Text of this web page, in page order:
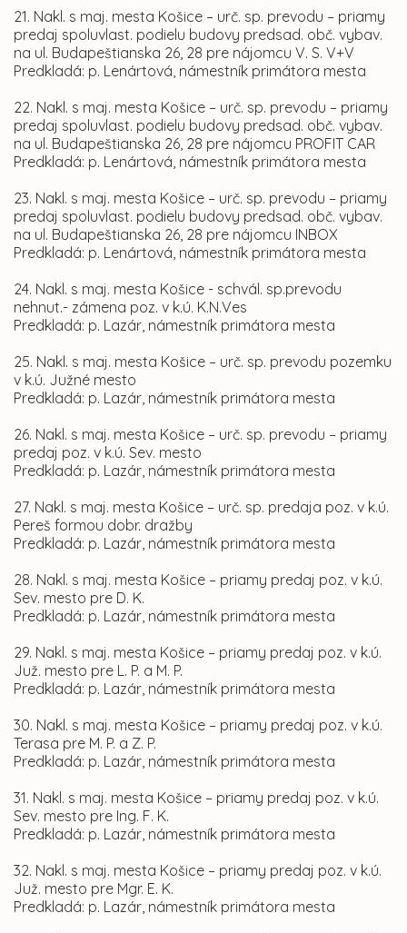
21. Nakl. s maj. mesta Košice – urč. sp. prevodu – priamy
predaj spoluvlast. podielu budovy predsad. obč. vybav.
na ul. Budapeštianska 26, 28 pre nájomcu V. S. V+V
Predkladá: p. Lenártová, námestník primátora mesta
22. Nakl. s maj. mesta Košice – urč. sp. prevodu – priamy
predaj spoluvlast. podielu budovy predsad. obč. vybav.
na ul. Budapeštianska 26, 28 pre nájomcu PROFIT CAR
Predkladá: p. Lenártová, námestník primátora mesta
23. Nakl. s maj. mesta Košice – urč. sp. prevodu – priamy
predaj spoluvlast. podielu budovy predsad. obč. vybav.
na ul. Budapeštianska 26, 28 pre nájomcu INBOX
Predkladá: p. Lenártová, námestník primátora mesta
24. Nakl. s maj. mesta Košice - schvál. sp.prevodu
nehnut.- zámena poz. v k.ú. K.N.Ves
Predkladá: p. Lazár, námestník primátora mesta
25. Nakl. s maj. mesta Košice – urč. sp. prevodu pozemku
v k.ú. Južné mesto
Predkladá: p. Lazár, námestník primátora mesta
26. Nakl. s maj. mesta Košice – urč. sp. prevodu – priamy
predaj poz. v k.ú. Sev. mesto
Predkladá: p. Lazár, námestník primátora mesta
27. Nakl. s maj. mesta Košice – urč. sp. predaja poz. v k.ú.
Pereš formou dobr. dražby
Predkladá: p. Lazár, námestník primátora mesta
28. Nakl. s maj. mesta Košice – priamy predaj poz. v k.ú.
Sev. mesto pre D. K.
Predkladá: p. Lazár, námestník primátora mesta
29. Nakl. s maj. mesta Košice – priamy predaj poz. v k.ú.
Juž. mesto pre L. P. a M. P.
Predkladá: p. Lazár, námestník primátora mesta
30. Nakl. s maj. mesta Košice – priamy predaj poz. v k.ú.
Terasa pre M. P. a Z. P.
Predkladá: p. Lazár, námestník primátora mesta
31. Nakl. s maj. mesta Košice – priamy predaj poz. v k.ú.
Sev. mesto pre Ing. F. K.
Predkladá: p. Lazár, námestník primátora mesta
32. Nakl. s maj. mesta Košice – priamy predaj poz. v k.ú.
Juž. mesto pre Mgr. E. K.
Predkladá: p. Lazár, námestník primátora mesta